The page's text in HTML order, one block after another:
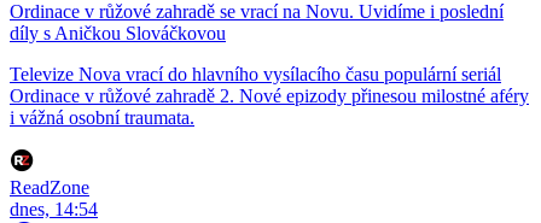
Ordinace v růžové zahradě se vrací na Novu. Uvidíme i poslední
díly s Aničkou Slováčkovou
Televize Nova vrací do hlavního vysílacího času populární seriál
Ordinace v růžové zahradě 2. Nové epizody přinesou milostné aféry
i vážná osobní traumata.
ReadZone
dnes, 14:54